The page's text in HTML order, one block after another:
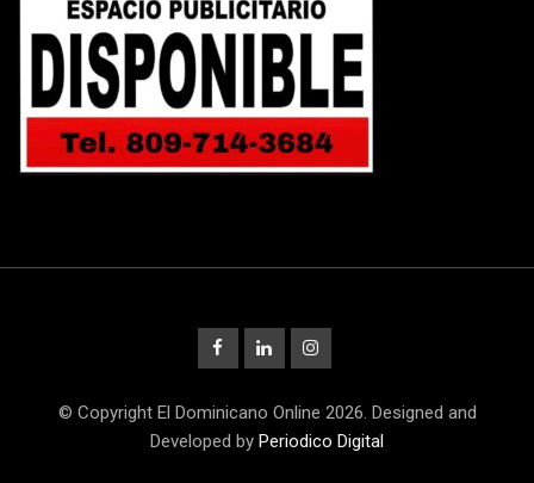
© Copyright El Dominicano Online 2026. Designed and
Developed by Periodico Digital